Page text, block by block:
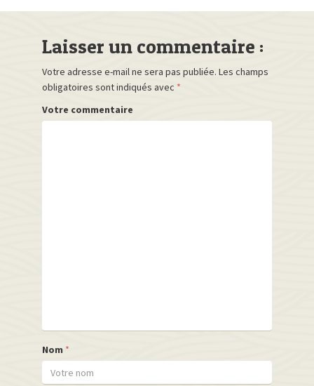
Laisser un commentaire :
Votre adresse e-mail ne sera pas publiée. Les champs
obligatoires sont indiqués avec *
Votre commentaire
Nom *